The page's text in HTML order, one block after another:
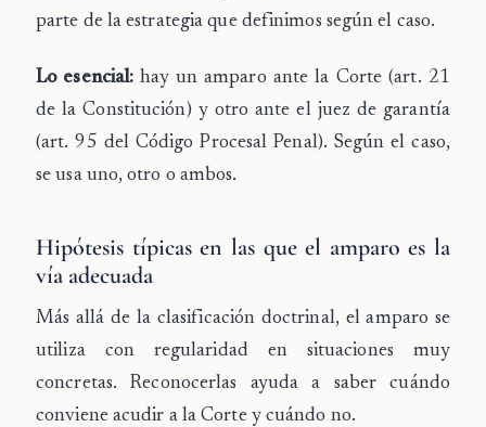
parte de la estrategia que definimos según el caso.
Lo esencial: hay un amparo ante la Corte (art. 21
de la Constitución) y otro ante el juez de garantía
(art. 95 del Código Procesal Penal). Según el caso,
se usa uno, otro o ambos.
Hipótesis típicas en las que el amparo es la
vía adecuada
Más allá de la clasificación doctrinal, el amparo se
utiliza con regularidad en situaciones muy
concretas. Reconocerlas ayuda a saber cuándo
conviene acudir a la Corte y cuándo no.